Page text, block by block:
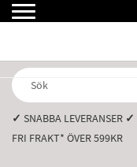
✓ SNABBA LEVERANSER️ ✓
FRI FRAKT* ÖVER 599KR️